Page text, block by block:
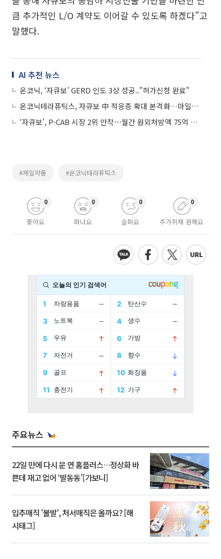
큼 추가적인 L/O 계약도 이어갈 수 있도록 하겠다”고
말했다.
AI 추천 뉴스
온코닉, ‘자큐보’ GERD 인도 3상 성공.."허가신청 완료"
온코닉테라퓨틱스, 자큐보 中 적응증 확대 본격화…마일스톤 100만달러 추가 확보
‘자큐보’, P-CAB 시장 2위 안착⋯월간 원외처방액 75억 돌파
#제일약품 #온코닉테라퓨틱스
좋아요
0
화나요
0
슬퍼요
0
추가취재 원해요
0
주요뉴스
22일 만에 다시 문 연 홈플러스…정상화 바
쁜데 재고 없어 ‘발동동’[가보니]
입추매직 '불발', 처서매직은 올까요? [해
시태그]